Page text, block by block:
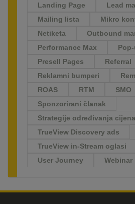
Landing Page
Lead
Mailing lista
Mikro
Netiketa
Outbound
Performance Max
Presell Pages
Referral
Reklamni bumperi
ROAS
RTM
SMO
Sponzorirani članak
Strategije određivanja cijena
TrueView Discovery ads
TrueView in-Stream oglasi
User Journey
Webinar